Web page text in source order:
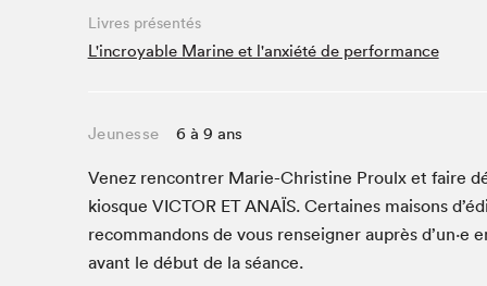
Café La Presse
Espace Côte-des-Neiges
La lecture en cadeau
Le grand jeu de lecture à voix haute du Salon du livre
de Montréal
Lettres québécoises au Salon
Louisiane enracinée et branchée
Mur des illustrateur·rice·s
Livres présentés
L'incroyable Marine et l'anxiété de performance
Jeunesse 6 à 9 ans
Venez ren­con­tr­er Marie-Chris­tine Proulx et faire
kiosque VIC­TOR ET ANAÏS. Cer­taines maisons
recom­man­dons de vous ren­seign­er auprès d’un·e
avant le début de la séance.